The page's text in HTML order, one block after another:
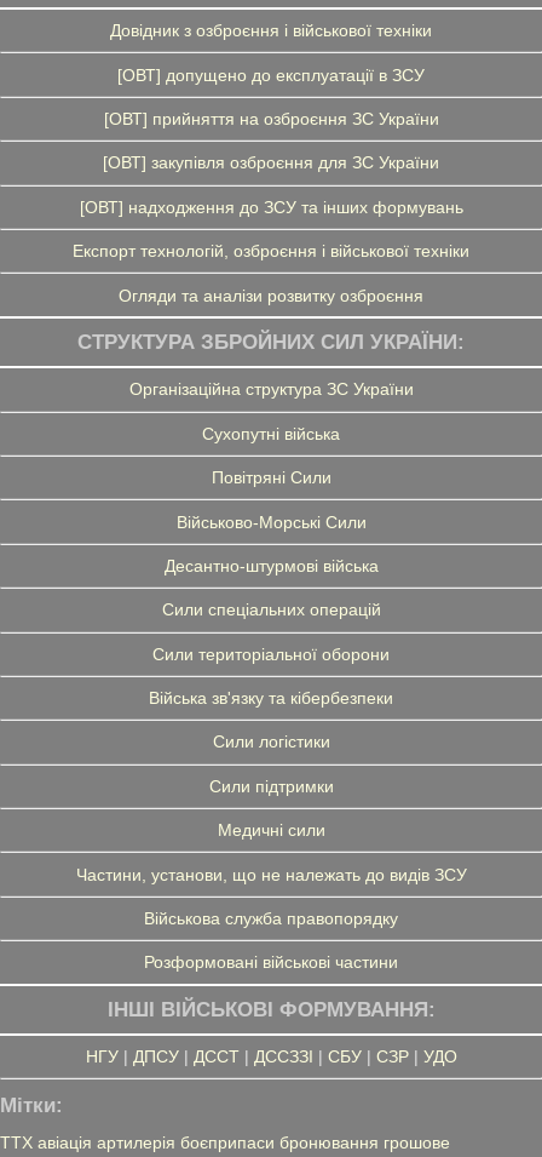
Довідник з озброєння і військової техніки
[ОВТ] допущено до експлуатації в ЗСУ
[ОВТ] прийняття на озброєння ЗС України
[ОВТ] закупівля озброєння для ЗС України
[ОВТ] надходження до ЗСУ та інших формувань
Експорт технологій, озброєння і військової техніки
Огляди та аналізи розвитку озброєння
СТРУКТУРА ЗБРОЙНИХ СИЛ УКРАЇНИ:
Організаційна структура ЗС України
Сухопутні війська
Повітряні Сили
Військово-Морські Сили
Десантно-штурмові війська
Сили спеціальних операцій
Сили територіальної оборони
Війська зв'язку та кібербезпеки
Сили логістики
Сили підтримки
Медичні сили
Частини, установи, що не належать до видів ЗСУ
Військова служба правопорядку
Розформовані військові частини
ІНШІ ВІЙСЬКОВІ ФОРМУВАННЯ:
НГУ| ДПСУ| ДССТ| ДССЗЗІ | СБУ| СЗР| УДО
Мітки:
ТТХ авіація артилерія боєприпаси бронювання грошове